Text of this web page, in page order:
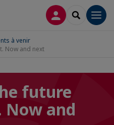
CONNEXION
à venir
Now and next
future
and